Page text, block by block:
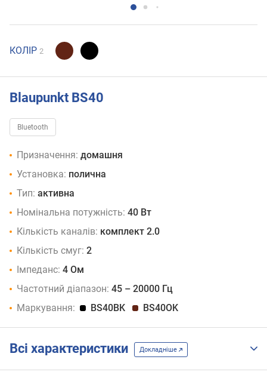
КОЛІР 2
Blaupunkt BS40
Bluetooth
Призначення: домашня
Установка: полична
Тип: активна
Номінальна потужність: 40 Вт
Кількість каналів: комплект 2.0
Кількість смуг: 2
Імпеданс: 4 Ом
Частотний діапазон: 45 – 20000 Гц
Маркування:
BS40BK BS40OK
Всі характеристики Докладніше